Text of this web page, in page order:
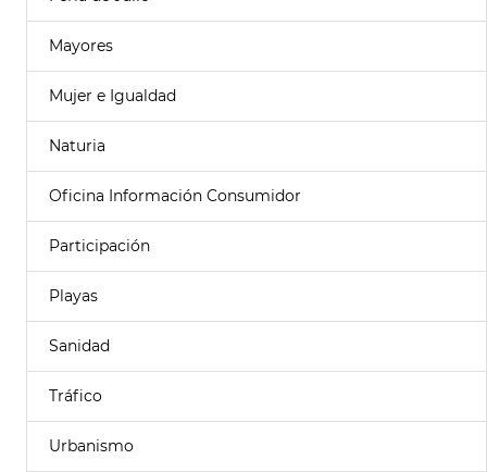
Mayores
Mujer e Igualdad
Naturia
Oficina Información Consumidor
Participación
Playas
Sanidad
Tráfico
Urbanismo